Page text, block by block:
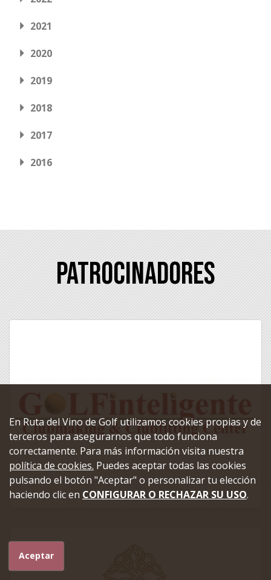
2021
2020
2019
2018
2017
2016
Patrocinadores
En Ruta del Vino de Golf utilizamos cookies propias y de
terceros para asegurarnos que todo funciona
correctamente. Para más información visita nuestra
política de cookies. Puedes aceptar todas las cookies
pulsando el botón "Aceptar" o personalizar tu elección
haciendo clic en CONFIGURAR O RECHAZAR SU USO.
Aceptar